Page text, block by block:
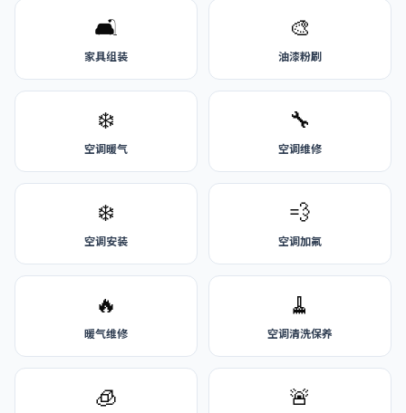
🛋️
家具组装
🎨
油漆粉刷
❄️
空调暖气
🔧
空调维修
❄️
空调安装
💨
空调加氟
🔥
暖气维修
🧹
空调清洗保养
🧊 🚨